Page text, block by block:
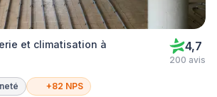
et climatisation à
4,7
200 avis
+82 NPS